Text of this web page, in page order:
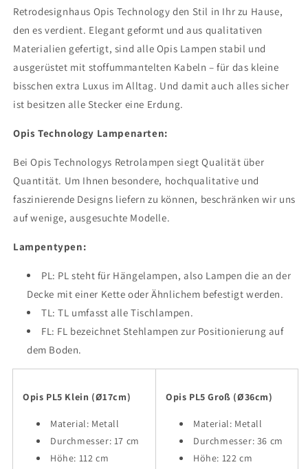
Metall
und
Kupfer
Metall
und
Kupfer
Retrodesignhaus Opis Technology den Stil in Ihr zu Hause,
den es verdient. Elegant geformt und aus qualitativen
Materialien gefertigt, sind alle Opis Lampen stabil und
ausgerüstet mit stoffummantelten Kabeln – für das kleine
bisschen extra Luxus im Alltag. Und damit auch alles sicher
ist besitzen alle Stecker eine Erdung.
Opis Technology Lampenarten:
Bei Opis Technologys Retrolampen siegt Qualität über
Quantität. Um Ihnen besondere, hochqualitative und
faszinierende Designs liefern zu können, beschränken wir uns
auf wenige, ausgesuchte Modelle.
Lampentypen:
PL: PL steht für Hängelampen, also Lampen die an der
Decke mit einer Kette oder Ähnlichem befestigt werden.
TL: TL umfasst alle Tischlampen.
FL: FL bezeichnet Stehlampen zur Positionierung auf
dem Boden.
Opis PL5 Klein (Ø17cm)
Material: Metall
Durchmesser: 17 cm
Höhe: 112 cm
Opis PL5 Groß (Ø36cm)
Material: Metall
Durchmesser: 36 cm
Höhe: 122 cm